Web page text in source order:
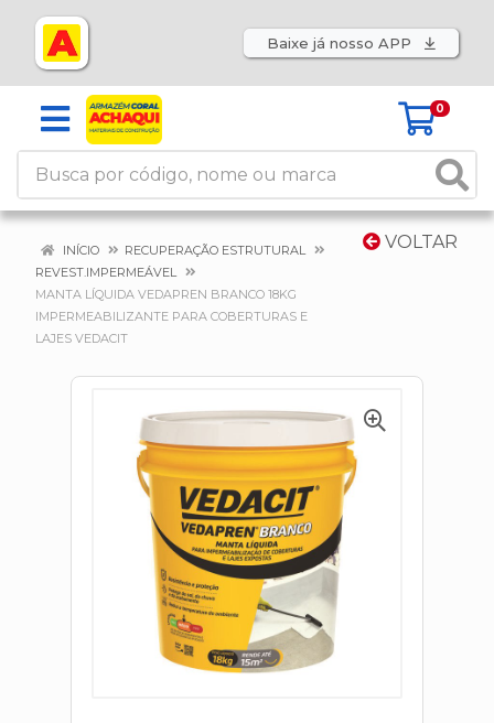
Baixe já nosso APP
0
VOLTAR
INÍCIO
RECUPERAÇÃO ESTRUTURAL
REVEST.IMPERMEÁVEL
MANTA LÍQUIDA VEDAPREN BRANCO 18KG
IMPERMEABILIZANTE PARA COBERTURAS E
LAJES VEDACIT